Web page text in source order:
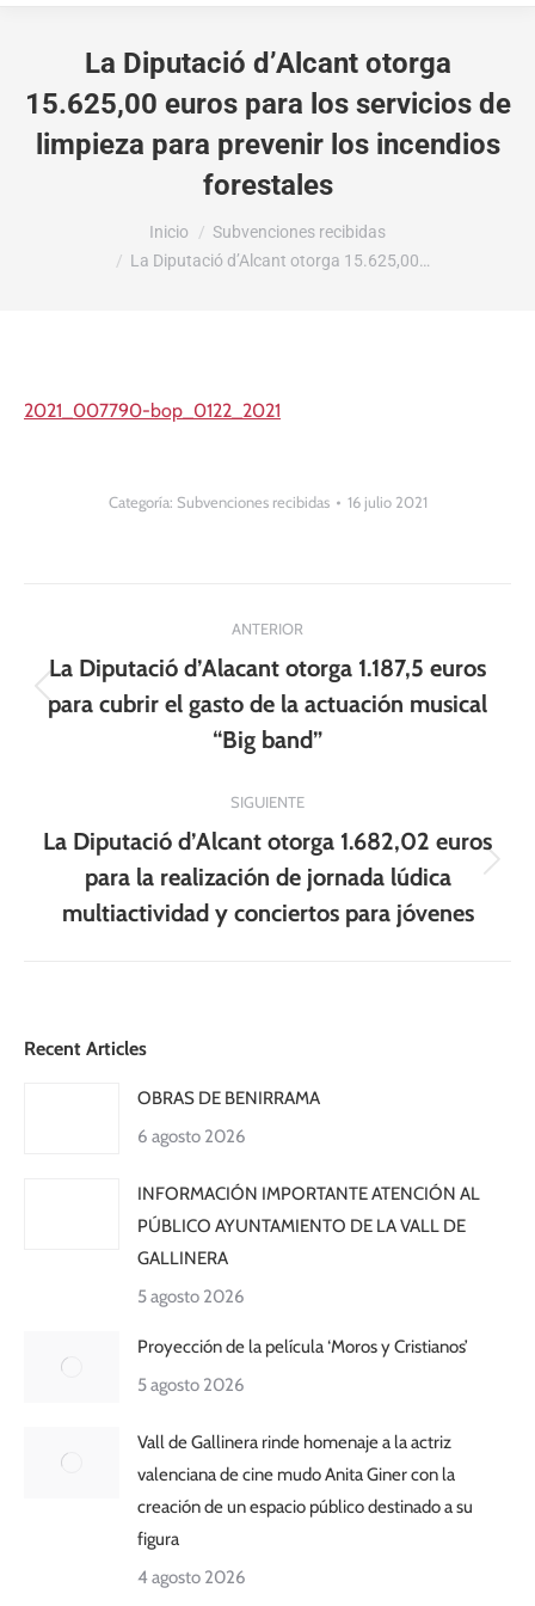
La Diputació d’Alcant otorga
15.625,00 euros para los servicios de
limpieza para prevenir los incendios
forestales
Inicio
Subvenciones recibidas
La Diputació d’Alcant otorga 15.625,00…
2021_007790-bop_0122_2021
Categoría: Subvenciones recibidas 16 julio 2021
entre
publicaciones
ANTERIOR
Publicación
anterior:
La Diputació d’Alacant otorga 1.187,5 euros
para cubrir el gasto de la actuación musical
“Big band”
SIGUIENTE
Publicación
siguiente:
La Diputació d’Alcant otorga 1.682,02 euros
para la realización de jornada lúdica
multiactividad y conciertos para jóvenes
Recent Articles
OBRAS DE BENIRRAMA
6 agosto 2026
INFORMACIÓN IMPORTANTE ATENCIÓN AL
PÚBLICO AYUNTAMIENTO DE LA VALL DE
GALLINERA
5 agosto 2026
Proyección de la película ‘Moros y Cristianos’
5 agosto 2026
Vall de Gallinera rinde homenaje a la actriz
valenciana de cine mudo Anita Giner con la
creación de un espacio público destinado a su
figura
4 agosto 2026